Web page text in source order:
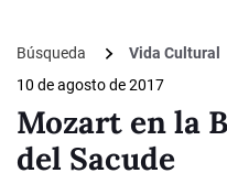
Búsqueda
Vida Cultural
10 de agosto de 2017
Mozart en la
del Sacude